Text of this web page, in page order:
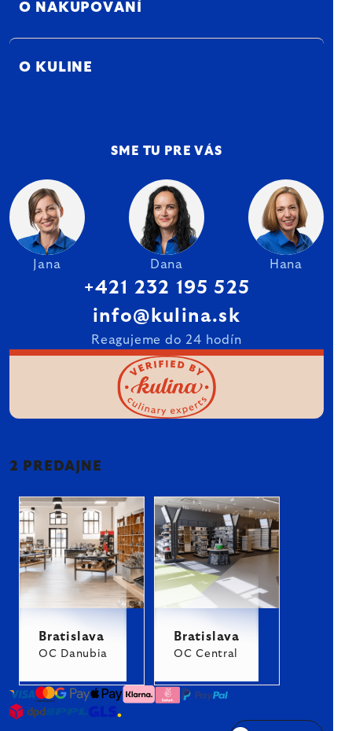
O NAKUPOVANÍ
O KULINE
SME TU PRE VÁS
Jana Dana Hana
+421 232 195 525
info@kulina.sk
Reagujeme do 24 hodín
2 PREDAJNE
Bratislava
OC Danubia
Bratislava
OC Central